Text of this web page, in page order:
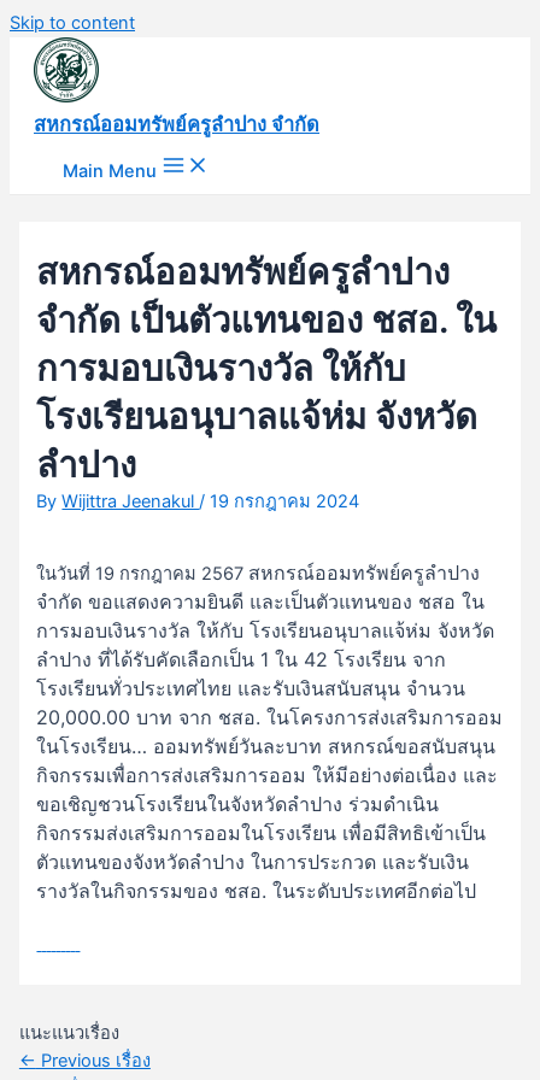
Skip to content
สหกรณ์ออมทรัพย์ครูลำปาง จำกัด
Main Menu
สหกรณ์ออมทรัพย์ครูลำปาง
จำกัด เป็นตัวแทนของ ชสอ. ใน
การมอบเงินรางวัล ให้กับ
โรงเรียนอนุบาลแจ้ห่ม จังหวัด
ลำปาง
ByWijittra Jeenakul/19 กรกฎาคม 2024
ในวันที่ 19 กรกฎาคม 2567 สหกรณ์ออมทรัพย์ครูลำปาง
จำกัด ขอแสดงความยินดี และเป็นตัวแทนของ ชสอ ใน
การมอบเงินรางวัล ให้กับโรงเรียนอนุบาลแจ้ห่ม จังหวัด
ลำปางที่ได้รับคัดเลือกเป็น 1 ใน 42 โรงเรียน จาก
โรงเรียนทั่วประเทศไทย และรับเงินสนับสนุน จำนวน
20,000.00 บาท จาก ชสอ.ในโครงการส่งเสริมการออม
ในโรงเรียน… ออมทรัพย์วันละบาท สหกรณ์ขอสนับสนุน
กิจกรรมเพื่อการส่งเสริมการออมให้มีอย่างต่อเนื่อง และ
ขอเชิญชวนโรงเรียนในจังหวัดลำปาง ร่วมดำเนิน
กิจกรรมส่งเสริมการออมในโรงเรียน เพื่อมีสิทธิเข้าเป็น
ตัวแทนของจังหวัดลำปางในการประกวด และรับเงิน
รางวัลในกิจกรรมของ ชสอ.ในระดับประเทศอีกต่อไป
แนะแนวเรื่อง
← Previous เรื่อง